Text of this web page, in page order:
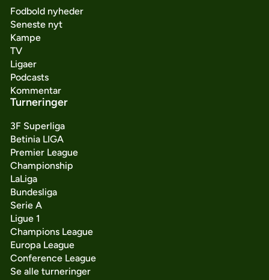
Fodbold nyheder
Seneste nyt
Kampe
TV
Ligaer
Podcasts
Kommentar
Turneringer
3F Superliga
Betinia LIGA
Premier League
Championship
LaLiga
Bundesliga
Serie A
Ligue 1
Champions League
Europa League
Conference League
Se alle turneringer